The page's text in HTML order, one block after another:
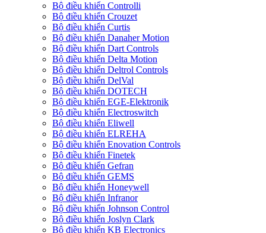
Bộ điều khiển Controlli
Bộ điều khiển Crouzet
Bộ điều khiển Curtis
Bộ điều khiển Danaher Motion
Bộ điều khiển Dart Controls
Bộ điều khiển Delta Motion
Bộ điều khiển Deltrol Controls
Bộ điều khiển DelVal
Bộ điều khiển DOTECH
Bộ điều khiển EGE-Elektronik
Bộ điều khiển Electroswitch
Bộ điều khiển Eliwell
Bộ điều khiển ELREHA
Bộ điều khiển Enovation Controls
Bộ điều khiển Finetek
Bộ điều khiển Gefran
Bộ điều khiển GEMS
Bộ điều khiển Honeywell
Bộ điều khiển Infranor
Bộ điều khiển Johnson Control
Bộ điều khiển Joslyn Clark
Bộ điều khiển KB Electronics